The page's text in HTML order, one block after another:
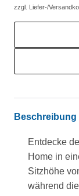
zzgl. Liefer-/
Beschreibung
Entdecke
Home in
Sitzhöhe
während